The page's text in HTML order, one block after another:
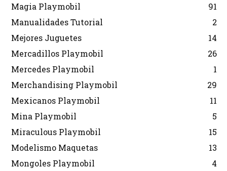
Magia Playmobil
91
Manualidades Tutorial
2
Mejores Juguetes
14
Mercadillos Playmobil
26
Mercedes Playmobil
1
Merchandising Playmobil
29
Mexicanos Playmobil
11
Mina Playmobil
5
Miraculous Playmobil
15
Modelismo Maquetas
13
Mongoles Playmobil
4